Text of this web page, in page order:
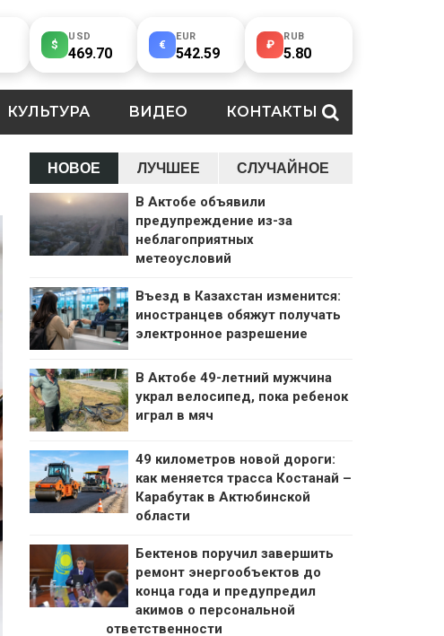
$
USD
469.70 €
EUR
542.59 ₽
RUB
5.80
КУЛЬТУРА ВИДЕО КОНТАКТЫ
НОВОЕ ЛУЧШЕЕ СЛУЧАЙНОЕ
В Актобе объявили
предупреждение из-за
неблагоприятных
метеоусловий
Въезд в Казахстан изменится:
иностранцев обяжут получать
электронное разрешение
В Актобе 49-летний мужчина
украл велосипед, пока ребенок
играл в мяч
49 километров новой дороги:
как меняется трасса Костанай –
Карабутак в Актюбинской
области
Бектенов поручил завершить
ремонт энергообъектов до
конца года и предупредил
акимов о персональной
ответственности